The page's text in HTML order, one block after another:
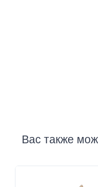
Вас также